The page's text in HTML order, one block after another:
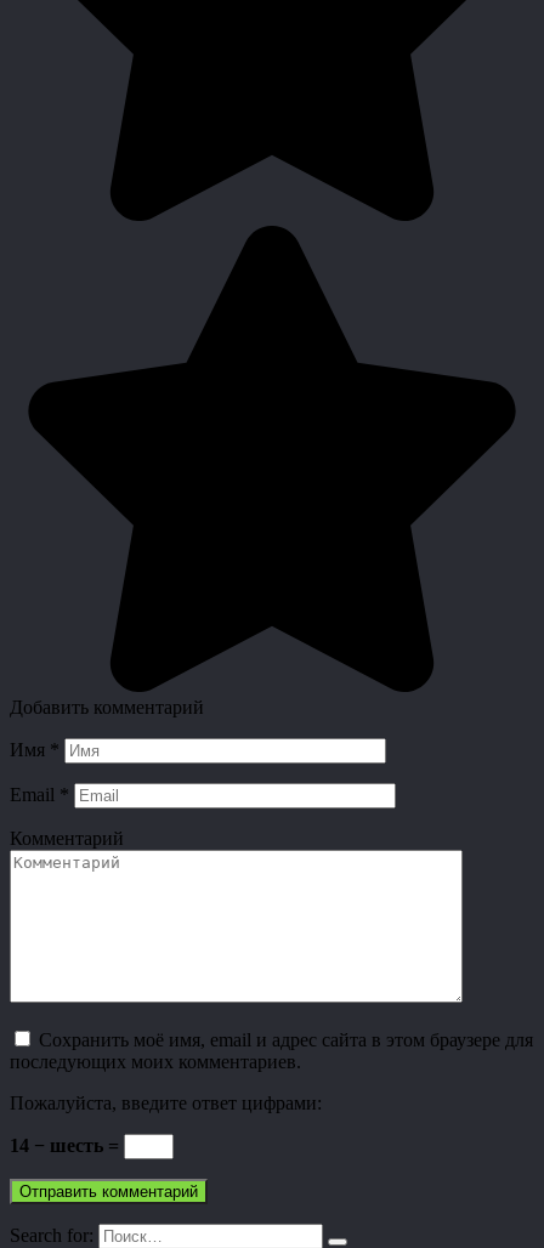
Добавить комментарий
Имя *
Email *
Комментарий
Сохранить моё имя, email и адрес сайта в этом браузере для
последующих моих комментариев.
Пожалуйста, введите ответ цифрами:
14 − шесть =
Search for: